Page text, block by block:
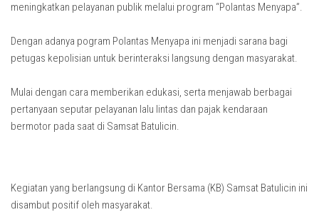
meningkatkan pelayanan publik melalui program “Polantas Menyapa”.
Dengan adanya pogram Polantas Menyapa ini menjadi sarana bagi
petugas kepolisian untuk berinteraksi langsung dengan masyarakat.
Mulai dengan cara memberikan edukasi, serta menjawab berbagai
pertanyaan seputar pelayanan lalu lintas dan pajak kendaraan
bermotor pada saat di Samsat Batulicin.
Kegiatan yang berlangsung di Kantor Bersama (KB) Samsat Batulicin ini
disambut positif oleh masyarakat.